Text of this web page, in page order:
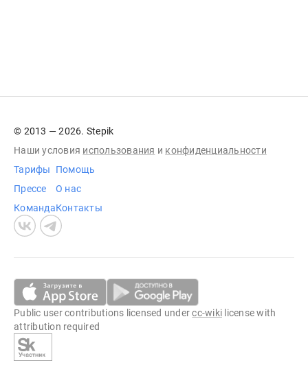
© 2013 — 2026. Stepik
Наши условия использования и конфиденциальности
Тарифы
Прессе
Команда
Помощь
О нас
Контакты
Public user contributions licensed undercc-wiki license with
attribution required